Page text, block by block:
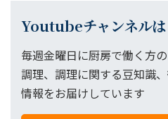
Youtubeチャンネルは
毎週金曜日に厨房で働く方
調理、調理に関する豆知識
情報をお届けしています